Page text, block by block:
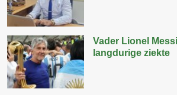
Vader Lionel
langdurige ziekte